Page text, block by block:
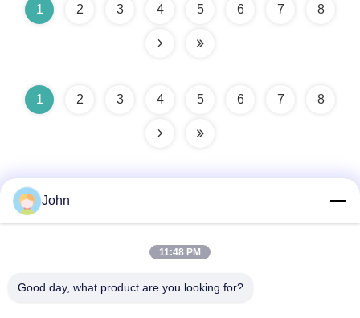
1 2 3 4 5 6 7 8
1 2 3 4 5 6 7 8
John
11:48 PM
Good day, what product are you looking for?